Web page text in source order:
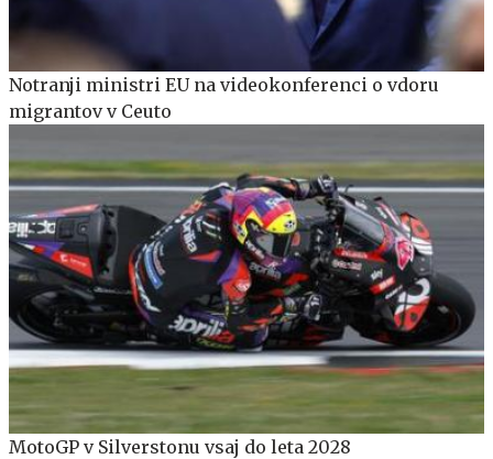
Notranji ministri EU na videokonferenci o vdoru
migrantov v Ceuto
MotoGP v Silverstonu vsaj do leta 2028